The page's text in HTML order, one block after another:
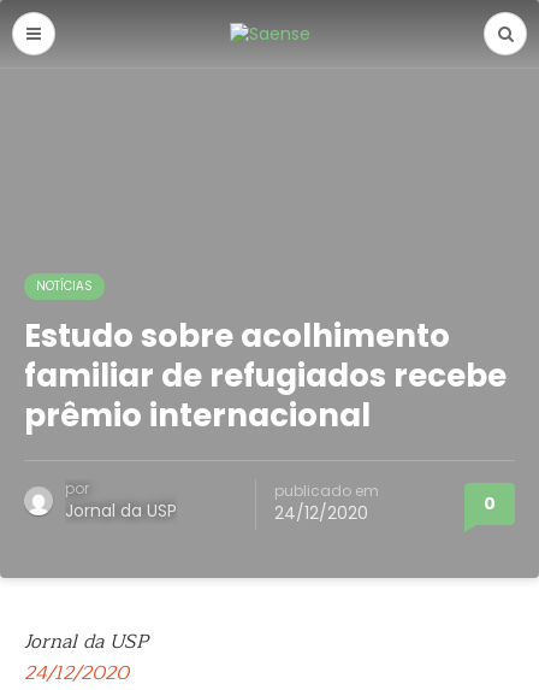
NOTÍCIAS
Estudo sobre acolhimento
familiar de refugiados recebe
prêmio internacional
por
Jornal da USP
publicado em
24/12/2020 0
Jornal da USP
24/12/2020